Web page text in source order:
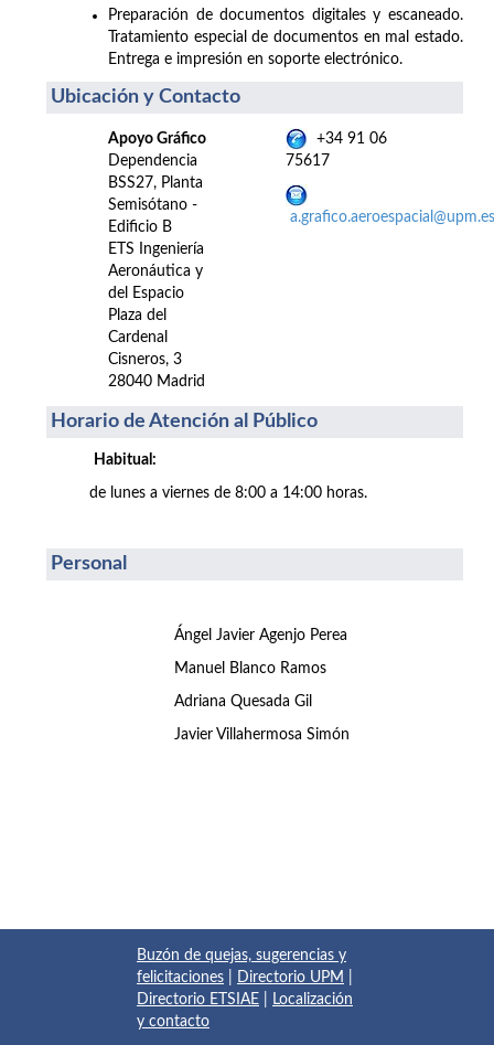
Preparación de documentos digitales y escaneado.
Tratamiento especial de documentos en mal estado.
Entrega e impresión en soporte electrónico.
Ubicación y Contacto
Apoyo Gráfico
Dependencia
BSS27, Planta
Semisótano -
Edificio B
ETS Ingeniería
Aeronáutica y
del Espacio
Plaza del
Cardenal
Cisneros, 3
28040 Madrid
+34 91 06
75617
a.grafico.aeroespacial@upm.es
Horario de Atención al Público
Habitual:
de lunes a viernes de 8:00 a 14:00 horas.
Personal
Ángel Javier Agenjo Perea
Manuel Blanco Ramos
Adriana Quesada Gil
Javier Villahermosa Simón
Buzón de quejas, sugerencias y
felicitaciones
Directorio UPM
Directorio ETSIAE
Localización
y contacto